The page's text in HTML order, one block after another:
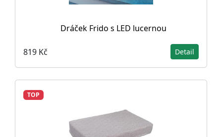
Dráček Frido s LED lucernou
819 Kč Detail
TOP